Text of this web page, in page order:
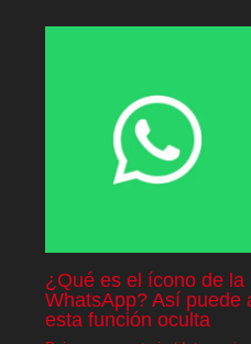
¿Qué es el ícono de la
WhatsApp? Así puede
esta función oculta